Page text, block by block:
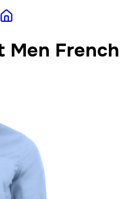
Men French